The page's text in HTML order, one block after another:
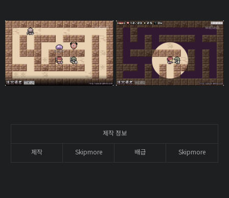
제작 정보
제작 Skipmore 배급 Skipmore